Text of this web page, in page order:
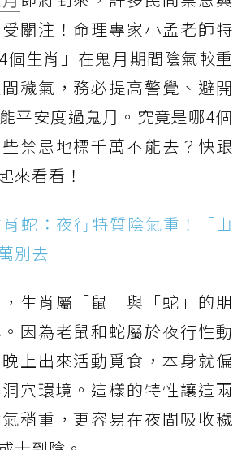
關注！命理專家小孟老師特
個生肖」在鬼月期間陰氣較重
穢氣，務必提高警覺、避開
平安度過鬼月。究竟是哪4個
禁忌地標千萬不能去？快跟
來看看！
蛇：夜行特質陰氣重！「山
別去
生肖屬「鼠」與「蛇」的朋
因為老鼠和蛇屬於夜行性動
上出來活動覓食，本身就偏
穴環境。這樣的特性讓這兩
稍重，更容易在夜間吸收穢